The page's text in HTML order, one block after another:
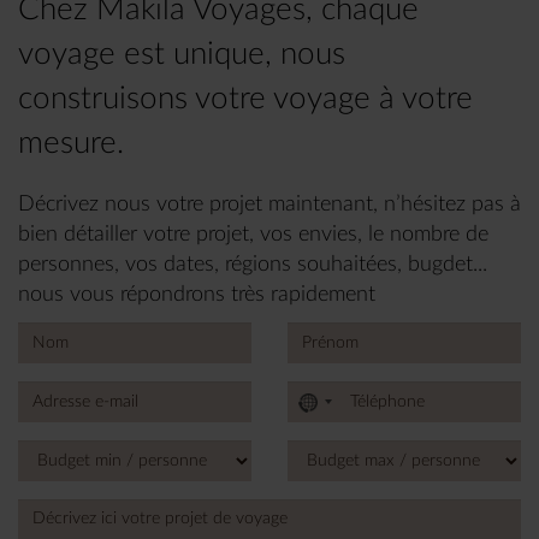
Chez Makila Voyages, chaque
voyage est unique, nous
construisons votre voyage à votre
mesure.
Décrivez nous votre projet maintenant, n’hésitez pas à
bien détailler votre projet, vos envies, le nombre de
personnes, vos dates, régions souhaitées, bugdet...
nous vous répondrons très rapidement
No
selected